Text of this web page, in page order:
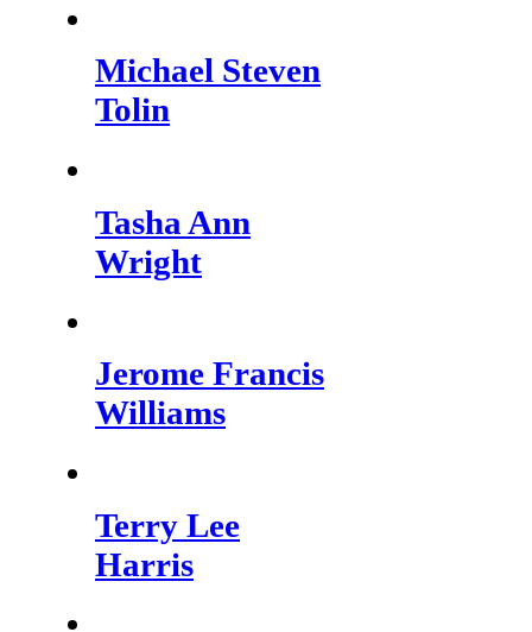
Michael Steven
Tolin
Tasha Ann
Wright
Jerome Francis
Williams
Terry Lee
Harris